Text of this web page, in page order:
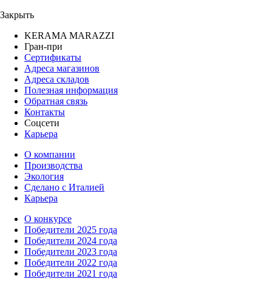
Закрыть
KERAMA MARAZZI
Гран-при
Сертификаты
Адреса магазинов
Адреса складов
Полезная информация
Обратная связь
Контакты
Соцсети
Карьера
О компании
Производства
Экология
Сделано с Италией
Карьера
О конкурсе
Победители 2025 года
Победители 2024 года
Победители 2023 года
Победители 2022 года
Победители 2021 года